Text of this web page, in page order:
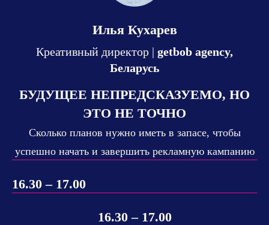
Илья Кухарев
Креативный директор | getbob agency,
Беларусь
БУДУЩЕЕ НЕПРЕДСКАЗУЕМО, НО
ЭТО НЕ ТОЧНО
Сколько планов нужно иметь в запасе, чтобы
успешно начать и завершить рекламную кампанию
16.30 – 17.00
16.30 – 17.00